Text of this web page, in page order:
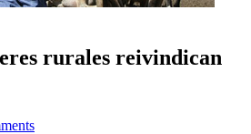
rurales reivindican